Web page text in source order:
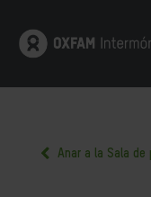
Anar a la Sala de